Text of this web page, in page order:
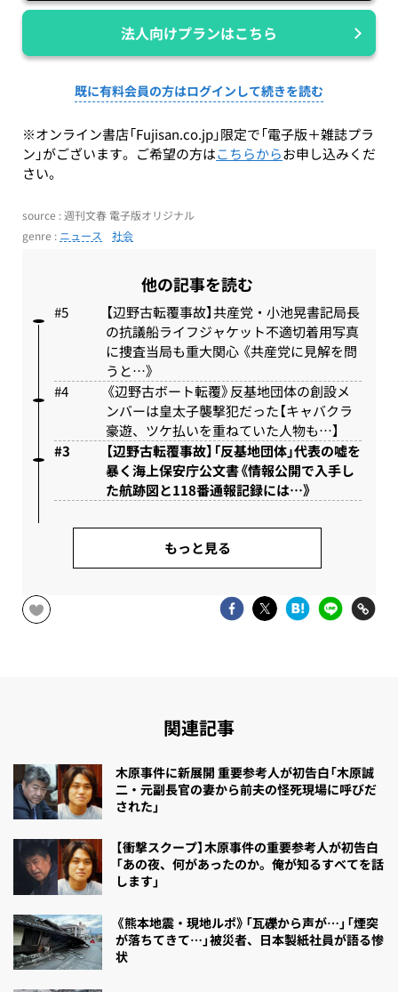
法人向けプランはこちら
既に有料会員の方はログインして続きを読む
※オンライン書店「Fujisan.co.jp」限定で「電子版＋雑誌プラ
ン」がございます。ご希望の方はこちらからお申し込みくだ
さい。
source : 週刊文春 電子版オリジナル
genre : ニュース 社会
他の記事を読む
【辺野古転覆事故】共産党・小池晃書記局長
の抗議船ライフジャケット不適切着用写真
に捜査当局も重大関心 《共産党に見解を問
うと…》
《辺野古ボート転覆》反基地団体の創設メ
ンバーは皇太子襲撃犯だった【キャバクラ
豪遊、ツケ払いを重ねていた人物も…】
【辺野古転覆事故】「反基地団体」代表の嘘を
暴く海上保安庁公文書《情報公開で入手し
た航跡図と118番通報記録には…》
もっと見る
関連記事
木原事件に新展開 重要参考人が初告白「木原誠
二・元副長官の妻から前夫の怪死現場に呼びだ
された」
【衝撃スクープ】木原事件の重要参考人が初告白
「あの夜、何があったのか。俺が知るすべてを話
します」
《熊本地震・現地ルポ》「瓦礫から声が…」「煙突
が落ちてきて…」被災者、日本製紙社員が語る惨
状